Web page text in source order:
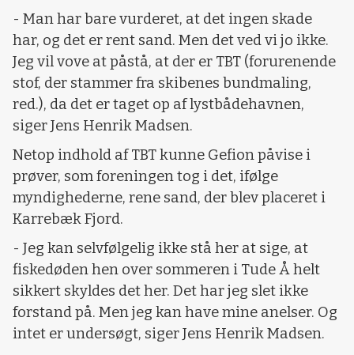
- Man har bare vurderet, at det ingen skade
har, og det er rent sand. Men det ved vi jo ikke.
Jeg vil vove at påstå, at der er TBT (forurenende
stof, der stammer fra skibenes bundmaling,
red.), da det er taget op af lystbådehavnen,
siger Jens Henrik Madsen.
Netop indhold af TBT kunne Gefion påvise i
prøver, som foreningen tog i det, ifølge
myndighederne, rene sand, der blev placeret i
Karrebæk Fjord.
- Jeg kan selvfølgelig ikke stå her at sige, at
fiskedøden hen over sommeren i Tude Å helt
sikkert skyldes det her. Det har jeg slet ikke
forstand på. Men jeg kan have mine anelser. Og
intet er undersøgt, siger Jens Henrik Madsen.